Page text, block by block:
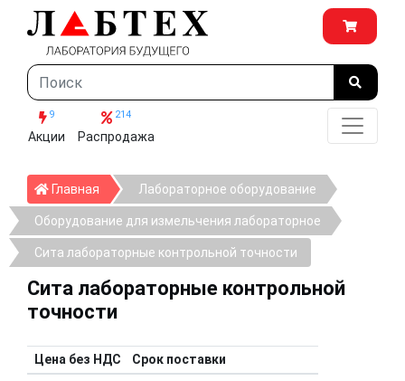
9
Акции
214
Распродажа
Главная ГлавнаяЛабораторное оборудование
Оборудование для измельчения лабораторное
Сита лабораторные контрольной точности
Сита лабораторные контрольной
точности
Цена без НДС Срок поставки